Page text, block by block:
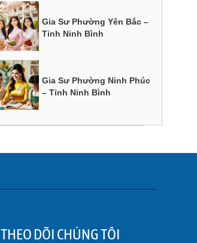
Gia Sư Phường Yên Bắc –
Tỉnh Ninh Bình
Gia Sư Phường Ninh Phúc
– Tỉnh Ninh Bình
THEO DÕI CHÚNG TÔI